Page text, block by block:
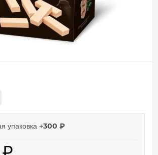
упаковка +300 ₽